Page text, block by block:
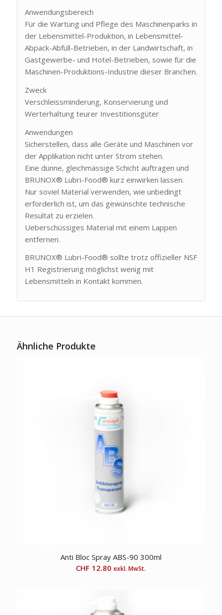
Anwendungsbereich
Für die Wartung und Pflege des Maschinenparks in
der Lebensmittel-Produktion, in Lebensmittel-
Abpack-Abfüll-Betrieben, in der Landwirtschaft, in
Gastgewerbe- und Hotel-Betrieben, sowie für die
Maschinen-Produktions-Industrie dieser Branchen.
Zweck
Verschleissminderung, Konservierung und
Werterhaltung teurer Investitionsgüter
Anwendungen
Sicherstellen, dass alle Geräte und Maschinen vor
der Applikation nicht unter Strom stehen.
Eine dünne, gleichmässige Schicht auftragen und
BRUNOX® Lubri-Food® kurz einwirken lassen.
Nur soviel Material verwenden, wie unbedingt
erforderlich ist, um das gewünschte technische
Resultat zu erzielen.
Ueberschüssiges Material mit einem Lappen
entfernen.
BRUNOX® Lubri-Food® sollte trotz offizieller NSF
H1 Registrierung möglichst wenig mit
Lebensmitteln in Kontakt kommen.
Ähnliche Produkte
Anti Bloc Spray ABS-90 300ml
CHF 12.80 exkl. MwSt.